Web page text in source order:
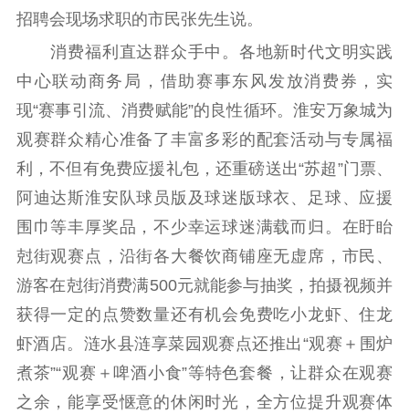
招聘会现场求职的市民张先生说。
消费福利直达群众手中。各地新时代文明实践
中心联动商务局，借助赛事东风发放消费券，实
现“赛事引流、消费赋能”的良性循环。淮安万象城为
观赛群众精心准备了丰富多彩的配套活动与专属福
利，不但有免费应援礼包，还重磅送出“苏超”门票、
阿迪达斯淮安队球员版及球迷版球衣、足球、应援
围巾等丰厚奖品，不少幸运球迷满载而归。在盱眙
尅街观赛点，沿街各大餐饮商铺座无虚席，市民、
游客在尅街消费满500元就能参与抽奖，拍摄视频并
获得一定的点赞数量还有机会免费吃小龙虾、住龙
虾酒店。涟水县涟享菜园观赛点还推出“观赛＋围炉
煮茶”“观赛＋啤酒小食”等特色套餐，让群众在观赛
之余，能享受惬意的休闲时光，全方位提升观赛体